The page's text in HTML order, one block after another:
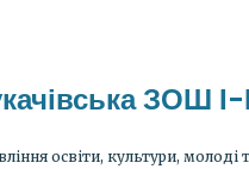
ЗОШ І-
освіти, культури, молоді